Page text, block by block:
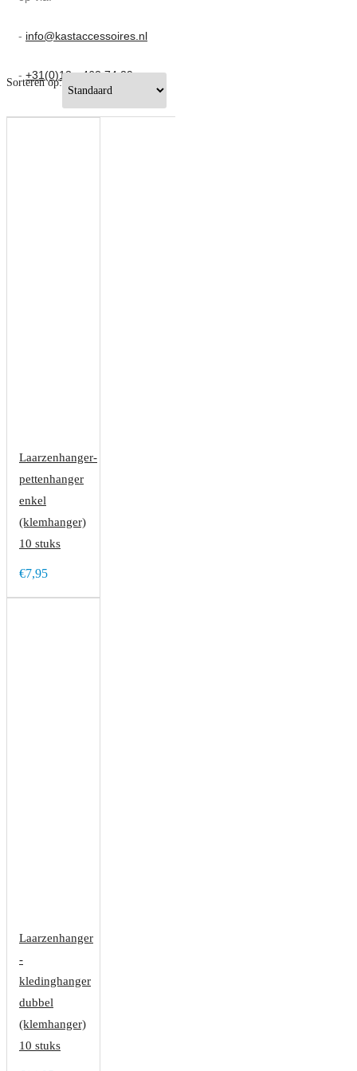
- info@kastaccessoires.nl
- +31(0)13 - 462 74 29
Sorteren op:
Laarzenhanger-
pettenhanger
enkel
(klemhanger)
10 stuks
€7,95
Laarzenhanger
-
kledinghanger
dubbel
(klemhanger)
10 stuks